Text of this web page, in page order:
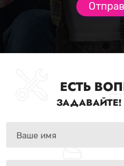
ЕСТЬ
ЗАДАВАЙТЕ!